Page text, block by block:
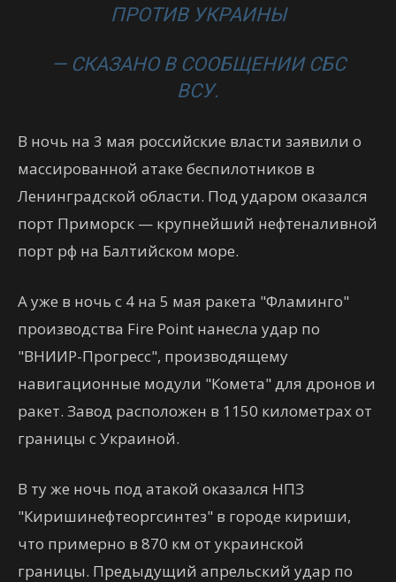
ПРОТИВ УКРАИНЫ
— СКАЗАНО В СООБЩЕНИИ СБС
ВСУ.
В ночь на 3 мая российские власти заявили о
массированной атаке беспилотников в
Ленинградской области. Под ударом оказался
порт Приморск — крупнейший нефтеналивной
порт рф на Балтийском море.
А уже в ночь с 4 на 5 мая ракета "Фламинго"
производства Fire Point нанесла удар по
"ВНИИР-Прогресс", производящему
навигационные модули "Комета" для дронов и
ракет. Завод расположен в 1150 километрах от
границы с Украиной.
В ту же ночь под атакой оказался НПЗ
"Киришинефтеоргсинтез" в городе кириши,
что примерно в 870 км от украинской
границы. Предыдущий апрельский удар по